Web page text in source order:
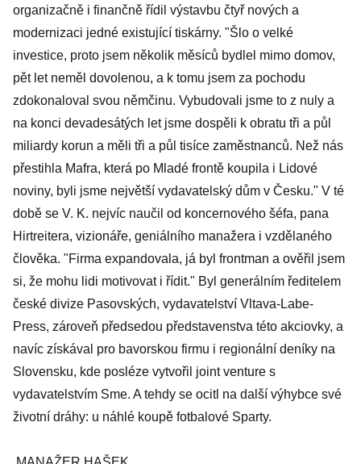
organizačně i finančně řídil výstavbu čtyř nových a
modernizaci jedné existující tiskárny. "Šlo o velké
investice, proto jsem několik měsíců bydlel mimo domov,
pět let neměl dovolenou, a k tomu jsem za pochodu
zdokonaloval svou němčinu. Vybudovali jsme to z nuly a
na konci devadesátých let jsme dospěli k obratu tři a půl
miliardy korun a měli tři a půl tisíce zaměstnanců. Než nás
přestihla Mafra, která po Mladé frontě koupila i Lidové
noviny, byli jsme největší vydavatelský dům v Česku." V té
době se V. K. nejvíc naučil od koncernového šéfa, pana
Hirtreitera, vizionáře, geniálního manažera i vzdělaného
člověka. "Firma expandovala, já byl frontman a ověřil jsem
si, že mohu lidi motivovat i řídit." Byl generálním ředitelem
české divize Pasovských, vydavatelství Vltava-Labe-
Press, zároveň předsedou představenstva této akciovky, a
navíc získával pro bavorskou firmu i regionální deníky na
Slovensku, kde posléze vytvořil joint venture s
vydavatelstvím Sme. A tehdy se ocitl na další výhybce své
životní dráhy: u náhlé koupě fotbalové Sparty.